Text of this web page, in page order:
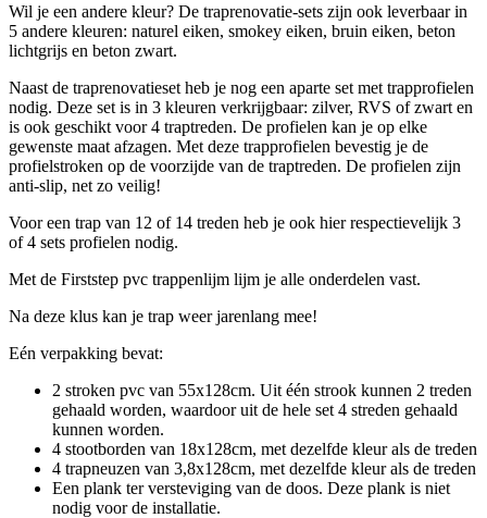
Wil je een andere kleur? De traprenovatie-sets zijn ook leverbaar in
5 andere kleuren: naturel eiken, smokey eiken, bruin eiken, beton
lichtgrijs en beton zwart.
Naast de traprenovatieset heb je nog een aparte set met trapprofielen
nodig. Deze set is in 3 kleuren verkrijgbaar: zilver, RVS of zwart en
is ook geschikt voor 4 traptreden. De profielen kan je op elke
gewenste maat afzagen. Met deze trapprofielen bevestig je de
profielstroken op de voorzijde van de traptreden. De profielen zijn
anti-slip, net zo veilig!
Voor een trap van 12 of 14 treden heb je ook hier respectievelijk 3
of 4 sets profielen nodig.
Met de Firststep pvc trappenlijm lijm je alle onderdelen vast.
Na deze klus kan je trap weer jarenlang mee!
Eén verpakking bevat:
2 stroken pvc van 55x128cm. Uit één strook kunnen 2 treden
gehaald worden, waardoor uit de hele set 4 streden gehaald
kunnen worden.
4 stootborden van 18x128cm, met dezelfde kleur als de treden
4 trapneuzen van 3,8x128cm, met dezelfde kleur als de treden
Een plank ter versteviging van de doos. Deze plank is niet
nodig voor de installatie.